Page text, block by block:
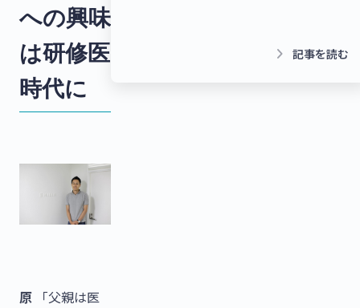
への興味
は研修医
時代に
原 「父親は医
「homehub」を提供するビット
keyboard_arrow_right 記事を読む